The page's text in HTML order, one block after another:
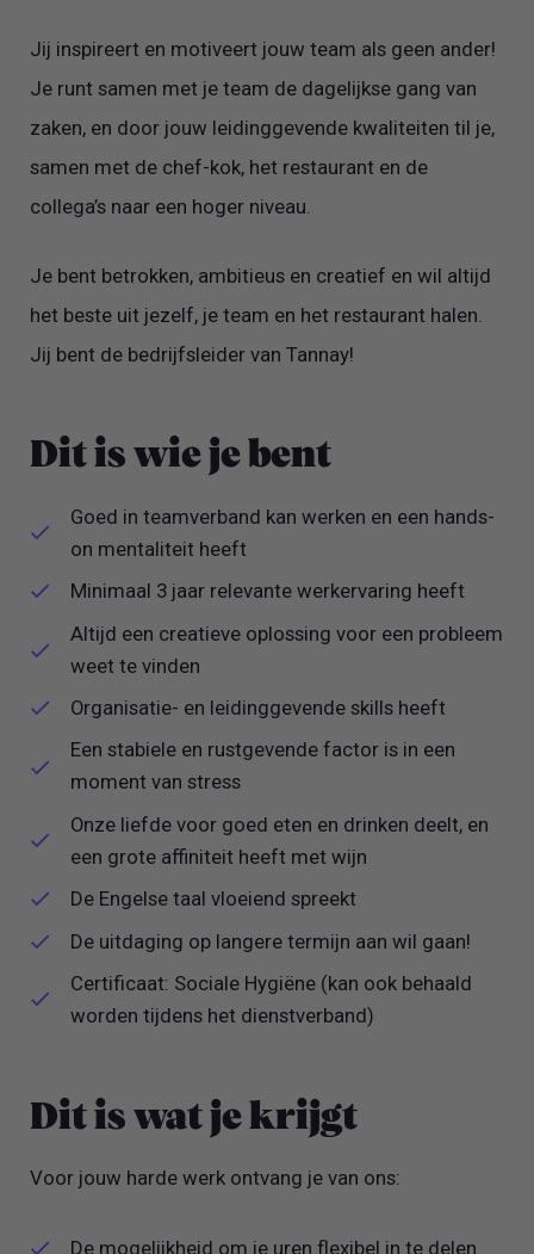
Jij inspireert en motiveert jouw team als geen ander!
Je runt samen met je team de dagelijkse gang van
zaken, en door jouw leidinggevende kwaliteiten til je,
samen met de chef-kok, het restaurant en de
collega’s naar een hoger niveau.
Je bent betrokken, ambitieus en creatief en wil altijd
het beste uit jezelf, je team en het restaurant halen.
Jij bent de bedrijfsleider van Tannay!
Dit is wie je bent
Goed in teamverband kan werken en een hands-
on mentaliteit heeft
Minimaal 3 jaar relevante werkervaring heeft
Altijd een creatieve oplossing voor een probleem
weet te vinden
Organisatie- en leidinggevende skills heeft
Een stabiele en rustgevende factor is in een
moment van stress
Onze liefde voor goed eten en drinken deelt, en
een grote affiniteit heeft met wijn
De Engelse taal vloeiend spreekt
De uitdaging op langere termijn aan wil gaan!
Certificaat: Sociale Hygiëne (kan ook behaald
worden tijdens het dienstverband)
Dit is wat je krijgt
Voor jouw harde werk ontvang je van ons:
De mogelijkheid om je uren flexibel in te delen